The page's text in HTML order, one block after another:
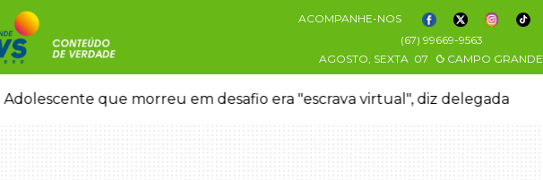
ACOMPANHE-NOS
(67) 99669-9563
AGOSTO, SEXTA 07 CAMPO GRANDE
Adolescente que morreu em desafio era "escrava virtual", diz delegada